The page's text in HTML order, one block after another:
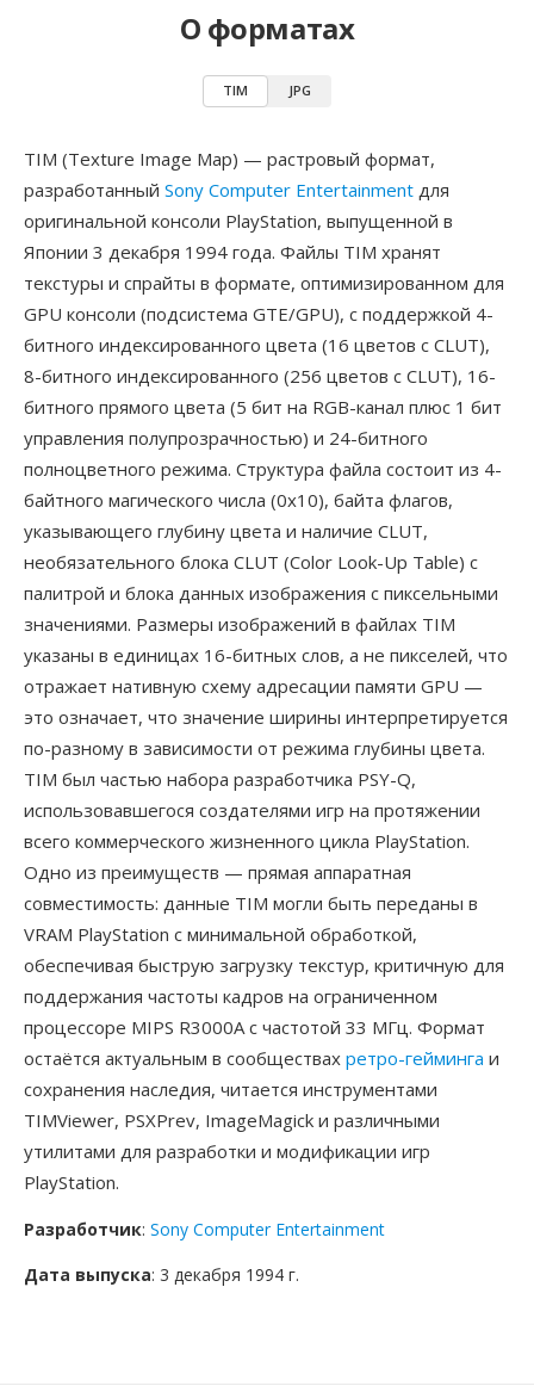
О форматах
TIM JPG
TIM (Texture Image Map) — растровый формат,
разработанный Sony Computer Entertainment для
оригинальной консоли PlayStation, выпущенной в
Японии 3 декабря 1994 года. Файлы TIM хранят
текстуры и спрайты в формате, оптимизированном для
GPU консоли (подсистема GTE/GPU), с поддержкой 4-
битного индексированного цвета (16 цветов с CLUT),
8-битного индексированного (256 цветов с CLUT), 16-
битного прямого цвета (5 бит на RGB-канал плюс 1 бит
управления полупрозрачностью) и 24-битного
полноцветного режима. Структура файла состоит из 4-
байтного магического числа (0x10), байта флагов,
указывающего глубину цвета и наличие CLUT,
необязательного блока CLUT (Color Look-Up Table) с
палитрой и блока данных изображения с пиксельными
значениями. Размеры изображений в файлах TIM
указаны в единицах 16-битных слов, а не пикселей, что
отражает нативную схему адресации памяти GPU —
это означает, что значение ширины интерпретируется
по-разному в зависимости от режима глубины цвета.
TIM был частью набора разработчика PSY-Q,
использовавшегося создателями игр на протяжении
всего коммерческого жизненного цикла PlayStation.
Одно из преимуществ — прямая аппаратная
совместимость: данные TIM могли быть переданы в
VRAM PlayStation с минимальной обработкой,
обеспечивая быструю загрузку текстур, критичную для
поддержания частоты кадров на ограниченном
процессоре MIPS R3000A с частотой 33 МГц. Формат
остаётся актуальным в сообществах ретро-гейминга и
сохранения наследия, читается инструментами
TIMViewer, PSXPrev, ImageMagick и различными
утилитами для разработки и модификации игр
PlayStation.
Разработчик: Sony Computer Entertainment
Дата выпуска: 3 декабря 1994 г.